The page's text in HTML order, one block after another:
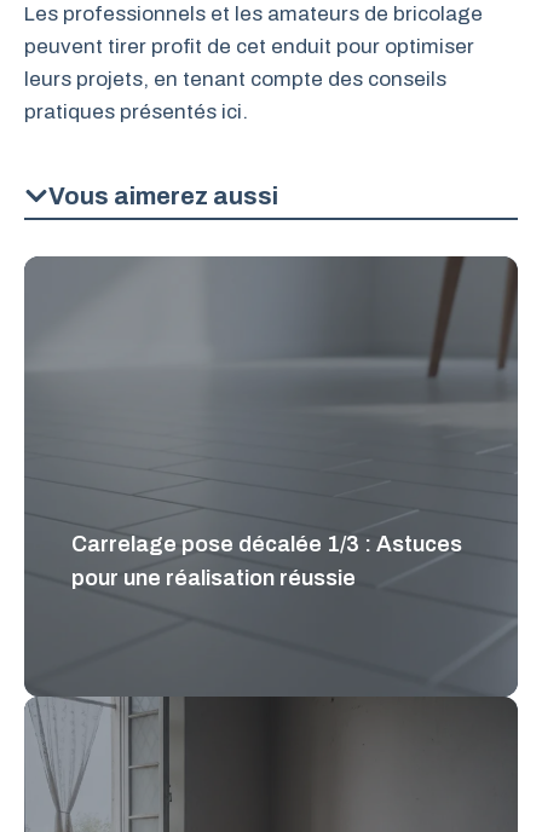
Les professionnels et les amateurs de bricolage
peuvent tirer profit de cet enduit pour optimiser
leurs projets, en tenant compte des conseils
pratiques présentés ici.
Vous aimerez aussi
Carrelage pose décalée 1/3 : Astuces
pour une réalisation réussie